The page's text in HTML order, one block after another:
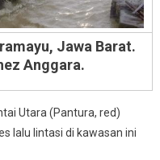
Jawa Barat.
Anggara.
Utara (Pantura, red)
lalu lintasi di kawasan ini